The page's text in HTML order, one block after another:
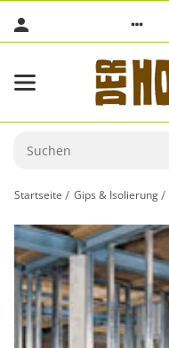
Startseite Gips & Isolierung